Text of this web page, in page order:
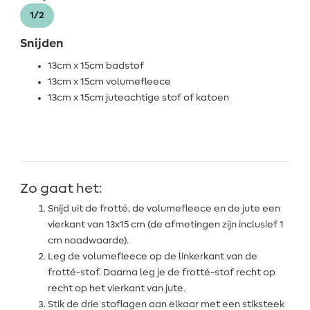
1/2
Snijden
13cm x 15cm badstof
13cm x 15cm volumefleece
13cm x 15cm juteachtige stof of katoen
Zo gaat het:
Snijd uit de frotté, de volumefleece en de jute een
vierkant van 13x15 cm (de afmetingen zijn inclusief 1
cm naadwaarde).
Leg de volumefleece op de linkerkant van de
frotté-stof. Daarna leg je de frotté-stof recht op
recht op het vierkant van jute.
Stik de drie stoflagen aan elkaar met een stiksteek